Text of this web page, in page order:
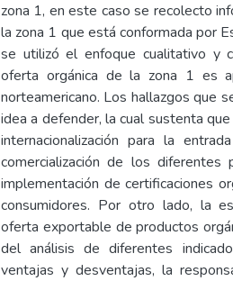
zona 1, en este caso se recolecto
la zona 1 que está conformada por
se utilizó el enfoque cualitativo y
oferta orgánica de la zona 1 es
norteamericano. Los hallazgos que
idea a defender, la cual sustenta
internacionalización para la
comercialización de los
implementación de certificaciones
consumidores. Por otro lado, la
oferta exportable de productos
del análisis de diferentes
ventajas y desventajas, la